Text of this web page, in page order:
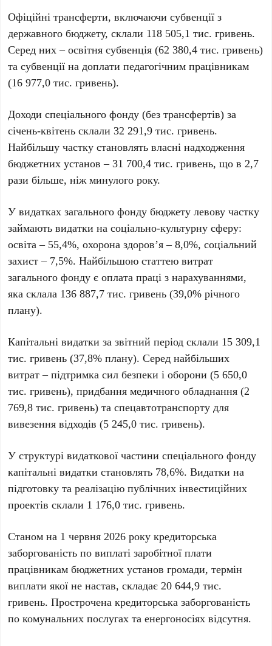
Офіційні трансферти, включаючи субвенції з
державного бюджету, склали 118 505,1 тис. гривень.
Серед них – освітня субвенція (62 380,4 тис. гривень)
та субвенції на доплати педагогічним працівникам
(16 977,0 тис. гривень).
Доходи спеціального фонду (без трансфертів) за
січень-квітень склали32 291,9 тис. гривень.
Найбільшу частку становлятьвласні надходження
бюджетних установ –31 700,4 тис. гривень, що в 2,7
рази більше, ніж минулого року.
У видатках загального фонду бюджету левову частку
займають видатки насоціально-культурну сферу:
освіта – 55,4%, охорона здоров’я – 8,0%, соціальний
захист – 7,5%. Найбільшою статтею витрат
загального фонду єоплата праці з нарахуваннями,
яка склала 136 887,7 тис. гривень (39,0% річного
плану).
Капітальні видатки за звітний період склали 15 309,1
тис. гривень (37,8% плану). Серед найбільших
витрат – підтримка сил безпеки і оборони (5 650,0
тис. гривень), придбання медичного обладнання (2
769,8 тис. гривень) та спецавтотранспорту для
вивезення відходів (5 245,0 тис. гривень).
У структурі видаткової частини спеціального фонду
капітальні видатки становлять 78,6%. Видатки на
підготовку та реалізацію публічних інвестиційних
проектів склали 1 176,0 тис. гривень.
Станом на 1 червня 2026 рокукредиторська
заборгованість по виплаті заробітної плати
працівникам бюджетних установ громади, термін
виплати якої не настав, складає20 644,9 тис.
гривень. Прострочена кредиторська заборгованість
по комунальних послугах та енергоносіях відсутня.